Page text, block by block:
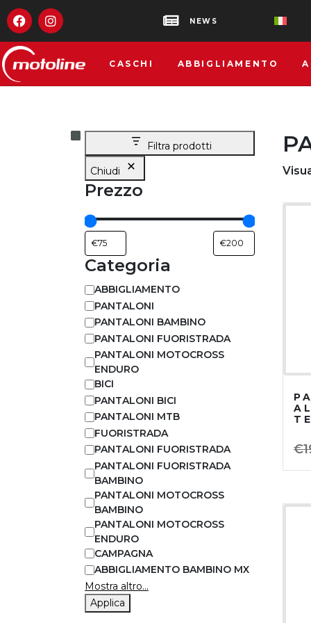
NEWS
CASCHI ABBIGLIAMENTO
€
Filtra prodotti
Chiudi
Prezzo
Categoria
ABBIGLIAMENTO
PANTALONI
PANTALONI BAMBINO
PANTALONI FUORISTRADA
PANTALONI MOTOCROSS
ENDURO
BICI
PANTALONI BICI
PANTALONI MTB
FUORISTRADA
PANTALONI FUORISTRADA
PANTALONI FUORISTRADA
BAMBINO
PANTALONI MOTOCROSS
BAMBINO
PANTALONI MOTOCROSS
ENDURO
CAMPAGNA
ABBIGLIAMENTO BAMBINO MX
Mostra altro...
Applica